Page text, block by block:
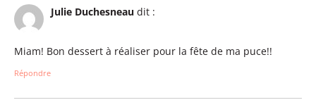
Julie Duchesneau dit :
Miam! Bon dessert à réaliser pour la fête de ma puce!!
Répondre